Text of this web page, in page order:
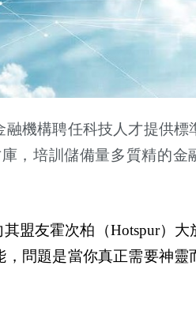
融機構聘任科技人才提供標
，培訓儲備量多質精的金
盟友霍次柏（Hotspur）大
問題是當你真正需要神靈